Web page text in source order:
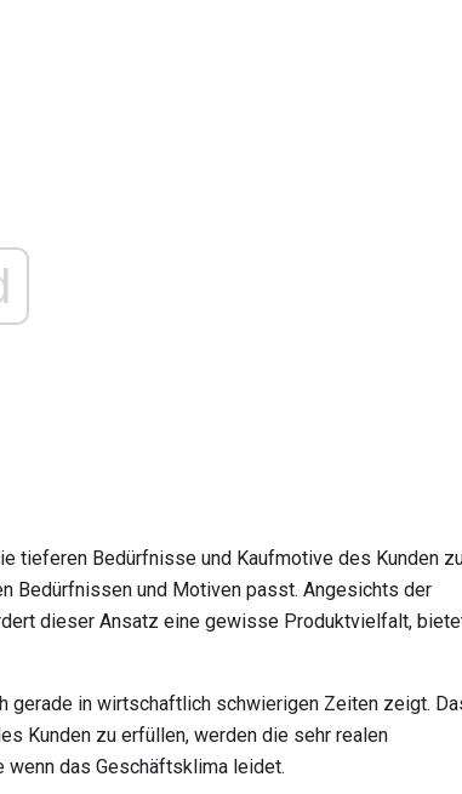
tieferen Bedürfnisse und Kaufmotive des Kunden
Bedürfnissen und Motiven passt. Angesichts der
dieser Ansatz eine gewisse Produktvielfalt,
gerade in wirtschaftlich schwierigen Zeiten zeigt.
Kunden zu erfüllen, werden die sehr realen
das Geschäftsklima leidet.